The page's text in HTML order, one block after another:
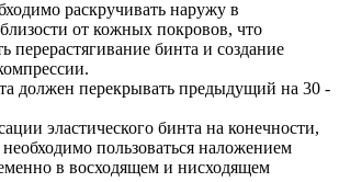
раскручивать наружу в
от кожных покровов, что
перерастягивание бинта и создание
должен перекрывать предыдущий на 30 -
эластического бинта на конечности,
пользоваться наложением
в восходящем и нисходящем